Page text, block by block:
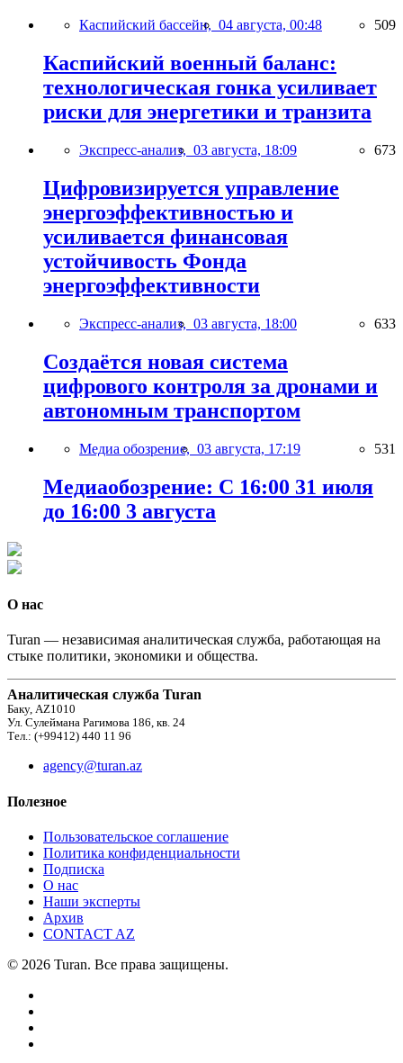
Каспийский бассейн, 04 августа, 00:48 509
Каспийский военный баланс:
технологическая гонка усиливает
риски для энергетики и транзита
Экспресс-анализ, 03 августа, 18:09 673
Цифровизируется управление
энергоэффективностью и
усиливается финансовая
устойчивость Фонда
энергоэффективности
Экспресс-анализ, 03 августа, 18:00 633
Создаётся новая система
цифрового контроля за дронами и
автономным транспортом
Медиа обозрение, 03 августа, 17:19 531
Медиаобозрение: С 16:00 31 июля
до 16:00 3 августа
О нас
Turan — независимая аналитическая служба, работающая на
стыке политики, экономики и общества.
Аналитическая служба Turan
Баку, AZ1010
Ул. Сулеймана Рагимова 186, кв. 24
Тел.: (+99412) 440 11 96
agency@turan.az
Полезное
Пользовательское соглашение
Политика конфиденциальности
Подписка
О нас
Наши эксперты
Архив
CONTACT AZ
© 2026 Turan. Все права защищены.